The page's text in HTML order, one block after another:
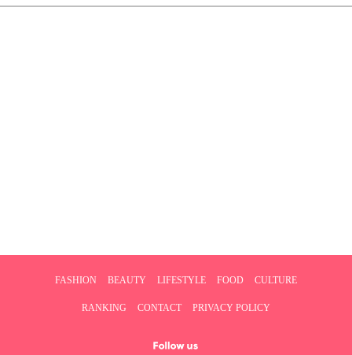
FASHION BEAUTY LIFESTYLE FOOD CULTURE
RANKING CONTACT PRIVACY POLICY